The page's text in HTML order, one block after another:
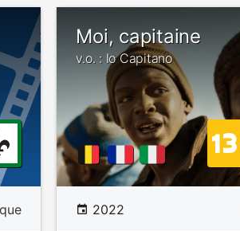
Moi, capitaine
v.o. : Io Capitano
2022